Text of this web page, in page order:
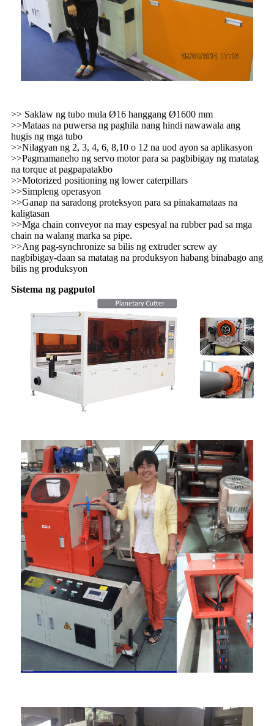
>> Saklaw ng tubo mula Ø16 hanggang Ø1600 mm
>>Mataas na puwersa ng paghila nang hindi nawawala ang
hugis ng mga tubo
>>Nilagyan ng 2, 3, 4, 6, 8,10 o 12 na uod ayon sa aplikasyon
>>Pagmamaneho ng servo motor para sa pagbibigay ng matatag
na torque at pagpapatakbo
>>Motorized positioning ng lower caterpillars
>>Simpleng operasyon
>>Ganap na saradong proteksyon para sa pinakamataas na
kaligtasan
>>Mga chain conveyor na may espesyal na rubber pad sa mga
chain na walang marka sa pipe.
>>Ang pag-synchronize sa bilis ng extruder screw ay
nagbibigay-daan sa matatag na produksyon habang binabago ang
bilis ng produksyon
Sistema ng pagputol